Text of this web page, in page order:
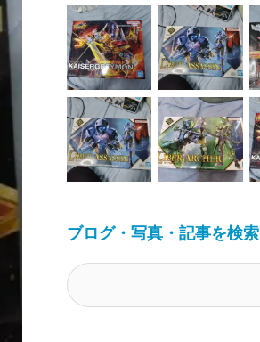
ブログ・写真・記事を検索